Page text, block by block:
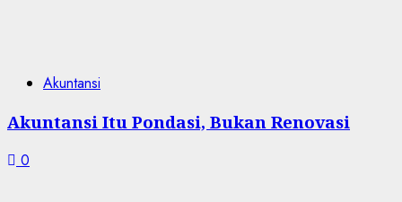
Akuntansi
Akuntansi Itu Pondasi, Bukan Renovasi
0